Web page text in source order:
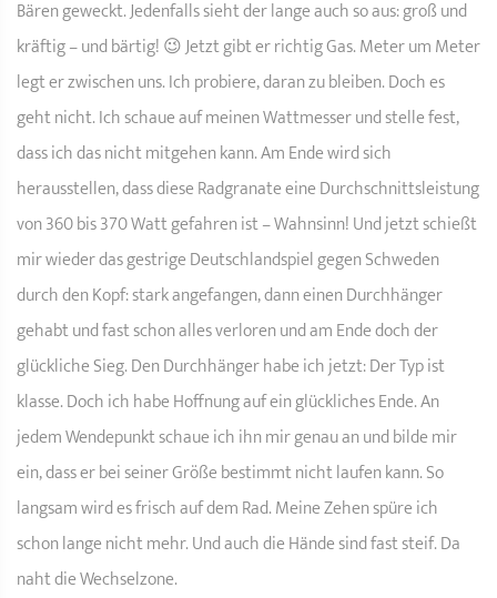
Bären geweckt. Jedenfalls sieht der lange auch so aus: groß und
kräftig – und bärtig! 😉 Jetzt gibt er richtig Gas. Meter um Meter
legt er zwischen uns. Ich probiere, daran zu bleiben. Doch es
geht nicht. Ich schaue auf meinen Wattmesser und stelle fest,
dass ich das nicht mitgehen kann. Am Ende wird sich
herausstellen, dass diese Radgranate eine Durchschnittsleistung
von 360 bis 370 Watt gefahren ist – Wahnsinn! Und jetzt schießt
mir wieder das gestrige Deutschlandspiel gegen Schweden
durch den Kopf: stark angefangen, dann einen Durchhänger
gehabt und fast schon alles verloren und am Ende doch der
glückliche Sieg. Den Durchhänger habe ich jetzt: Der Typ ist
klasse. Doch ich habe Hoffnung auf ein glückliches Ende. An
jedem Wendepunkt schaue ich ihn mir genau an und bilde mir
ein, dass er bei seiner Größe bestimmt nicht laufen kann. So
langsam wird es frisch auf dem Rad. Meine Zehen spüre ich
schon lange nicht mehr. Und auch die Hände sind fast steif. Da
naht die Wechselzone.